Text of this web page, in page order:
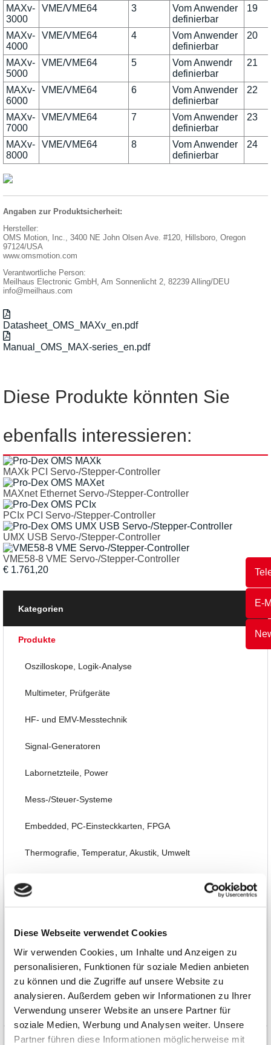
Diese Webseite verwendet Cookies
Wir verwenden Cookies, um Inhalte und Anzeigen zu
personalisieren, Funktionen für soziale Medien anbieten
zu können und die Zugriffe auf unsere Website zu
analysieren. Außerdem geben wir Informationen zu Ihrer
Verwendung unserer Website an unsere Partner für
soziale Medien, Werbung und Analysen weiter. Unsere
Partner führen diese Informationen möglicherweise mit
E-
MAXv-
3000
VME/VME64 3
Vom Anwender
definierbar
19
MAXv-
4000
VME/VME64 4
Vom Anwender
definierbar
20
MAXv-
5000
VME/VME64 5
Vom Anwendr
definierbar
21
MAXv-
6000
VME/VME64 6
Vom Anwender
definierbar
22
MAXv-
7000
VME/VME64 7
Vom Anwender
definierbar
23
MAXv-
8000
VME/VME64 8
Vom Anwender
definierbar
24
Angaben zur Produktsicherheit:
Hersteller:
OMS Motion, Inc., 3400 NE John Olsen Ave. #120, Hillsboro, Oregon
97124/USA
www.omsmotion.com
Verantwortliche Person:
Meilhaus Electronic GmbH, Am Sonnenlicht 2, 82239 Alling/DEU
info@meilhaus.com
Datasheet_OMS_MAXv_en.pdf
Manual_OMS_MAX-series_en.pdf
Diese Produkte könnten Sie
ebenfalls interessieren:
MAXk PCI Servo-/Stepper-Controller
MAXnet Ethernet Servo-/Stepper-Controller
PCIx PCI Servo-/Stepper-Controller
UMX USB Servo-/Stepper-Controller
VME58-8 VME Servo-/Stepper-Controller
€ 1.761,20
Kategorien
Produkte
Oszilloskope, Logik-Analyse
Multimeter, Prüfgeräte
HF- und EMV-Messtechnik
Signal-Generatoren
Labornetzteile, Power
Mess-/Steuer-Systeme
Embedded, PC-Einsteckkarten, FPGA
Thermografie, Temperatur, Akustik, Umwelt
Seminare, Bücher, Software
Sonderbeschaffung und EOL
Limitierte Spezial-Angebote
EOL, nicht mehr im Programm
News und Aktionen